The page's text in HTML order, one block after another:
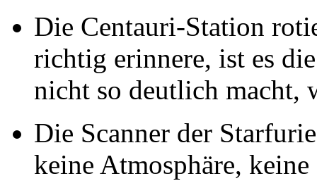
Die Centauri-Station
richtig erinnere, ist es
nicht so deutlich macht,
Die Scanner der
keine Atmosphäre,